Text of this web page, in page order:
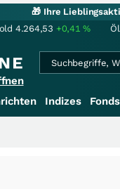
🎁 Ihre
4.264,53 +0,41%
Indizes Fonds